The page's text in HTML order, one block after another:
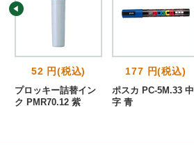
52 円(税込)
プロッキー詰替イン
ク PMR70.12 紫
177 円(税込)
ポスカ PC-5M.33 中
字 青